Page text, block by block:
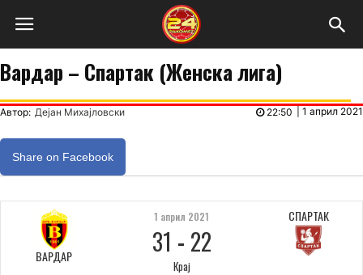
Вардар – Спартак (Женска лига)
Автор: Дејан Михајловски 1 април 2021
22:50
Share on Facebook
ВАРДАР
СПАРТАК
1 април 2021
31 - 22
Крај